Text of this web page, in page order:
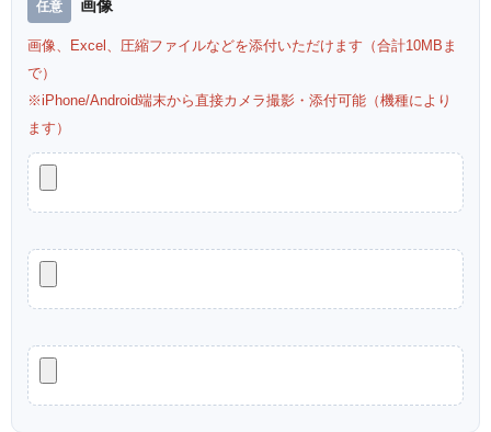
画像
画像、Excel、圧縮ファイルなどを添付いただけます（合計10MBま
で）
※iPhone/Android端末から直接カメラ撮影・添付可能（機種により
ます）